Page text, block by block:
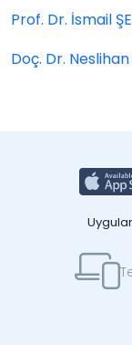
Prof. Dr. İsmail
Doç. Dr.